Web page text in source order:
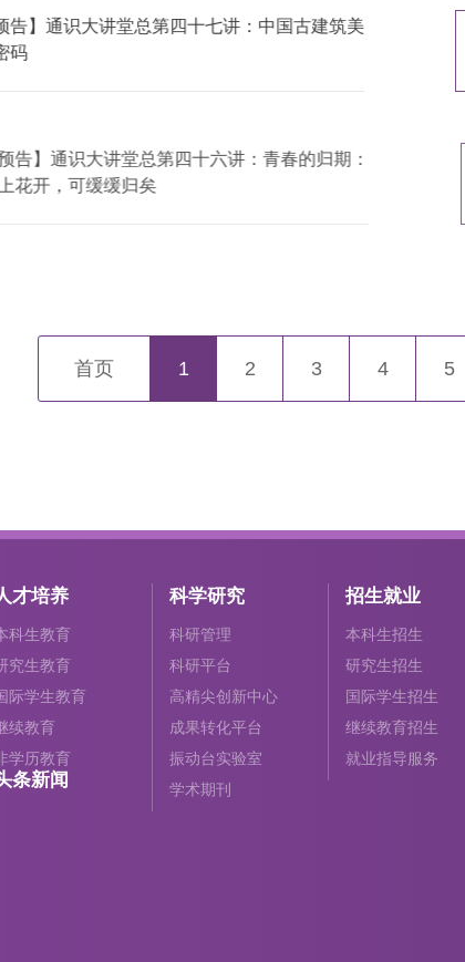
告】通识大讲堂总第四十七讲：中国古建筑美
码
告】通识大讲堂总第四十六讲：青春的归期：
花开，可缓缓归矣
首页 1 2 3 4 5
才培养
科生教育
究生教育
际学生教育
续教育
学历教育
科学研究
科研管理
科研平台
高精尖创新中心
成果转化平台
振动台实验室
学术期刊
招生就业
本科生招生
研究生招生
国际学生招生
继续教育招生
就业指导服务
条新闻